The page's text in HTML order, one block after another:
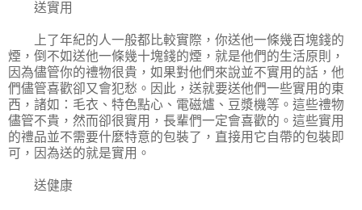
送實用
上了年紀的人一般都比較實際，你送他一條幾百塊錢的
煙，倒不如送他一條幾十塊錢的煙，就是他們的生活原則，
因為儘管你的禮物很貴，如果對他們來說並不實用的話，他
們儘管喜歡卻又會犯愁。因此，送就要送他們一些實用的東
西，諸如：毛衣、特色點心、電磁爐、豆漿機等。這些禮物
儘管不貴，然而卻很實用，長輩們一定會喜歡的。這些實用
的禮品並不需要什麼特意的包裝了，直接用它自帶的包裝即
可，因為送的就是實用。
送健康